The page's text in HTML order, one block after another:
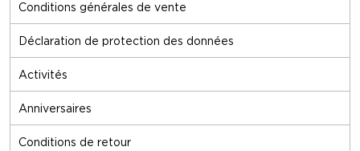
Conditions générales de vente
Déclaration de protection des données
Activités
Anniversaires
Conditions de retour